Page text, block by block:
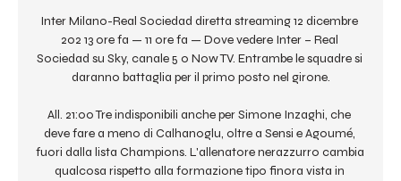
Inter Milano-Real Sociedad diretta streaming 12 dicembre
202 13 ore fa — 11 ore fa — Dove vedere Inter – Real
Sociedad su Sky, canale 5 o Now TV. Entrambe le squadre si
daranno battaglia per il primo posto nel girone.
All. 21:00 Tre indisponibili anche per Simone Inzaghi, che
deve fare a meno di Calhanoglu, oltre a Sensi e Agoumé,
fuori dalla lista Champions. L'allenatore nerazzurro cambia
qualcosa rispetto alla formazione tipo finora vista in